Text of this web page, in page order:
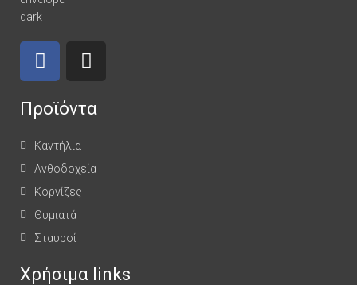
Προϊόντα
Καντήλια
Ανθοδοχεία
Κορνίζες
Θυμιατά
Σταυροί
Χρήσιμα links